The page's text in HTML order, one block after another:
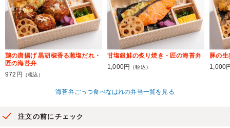
鶏の唐揚げ 黒胡椒香る葱塩だれ・
匠の海苔弁
972円
（税込）
甘塩銀鮭の炙り焼き・匠の海苔弁
1,000円
（税込）
豚の生
1,000
海苔弁ごっつ食べなはれの弁当一覧を見る
注文の前にチェック